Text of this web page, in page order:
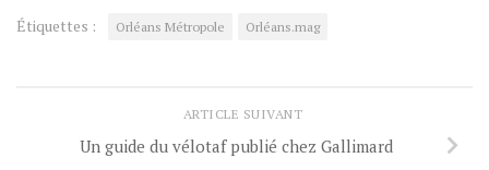
Étiquettes : Orléans Métropole Orléans.mag
ARTICLE SUIVANT
Un guide du vélotaf publié chez Gallimard